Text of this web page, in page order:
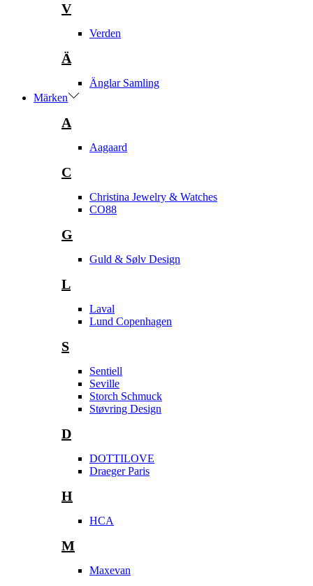
V
Verden
Ä
Änglar Samling
Märken
A
Aagaard
C
Christina Jewelry & Watches
CO88
G
Guld & Sølv Design
L
Laval
Lund Copenhagen
S
Sentiell
Seville
Storch Schmuck
Støvring Design
D
DOTTILOVE
Draeger Paris
H
HCA
M
Maxevan